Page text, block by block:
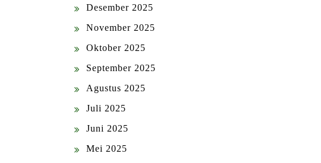
Desember 2025
November 2025
Oktober 2025
September 2025
Agustus 2025
Juli 2025
Juni 2025
Mei 2025